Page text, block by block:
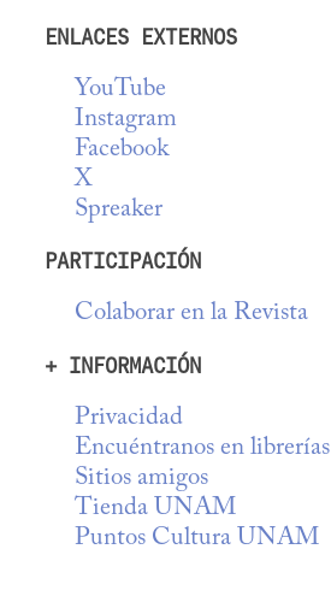
ENLACES EXTERNOS
YouTube
Instagram
Facebook
X
Spreaker
PARTICIPACIÓN
Colaborar en la Revista
+ INFORMACIÓN
Privacidad
Encuéntranos en librerías
Sitios amigos
Tienda UNAM
Puntos Cultura UNAM